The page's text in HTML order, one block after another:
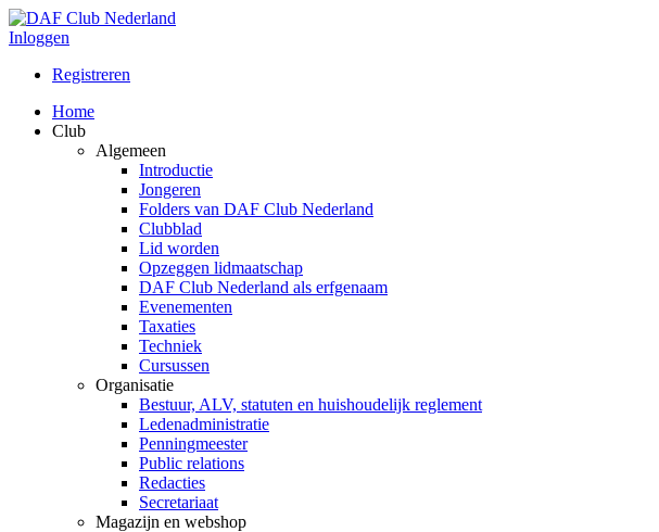
Inloggen
Registreren
Home
Club
Algemeen
Introductie
Jongeren
Folders van DAF Club Nederland
Clubblad
Lid worden
Opzeggen lidmaatschap
DAF Club Nederland als erfgenaam
Evenementen
Taxaties
Techniek
Cursussen
Organisatie
Bestuur, ALV, statuten en huishoudelijk reglement
Ledenadministratie
Penningmeester
Public relations
Redacties
Secretariaat
Magazijn en webshop